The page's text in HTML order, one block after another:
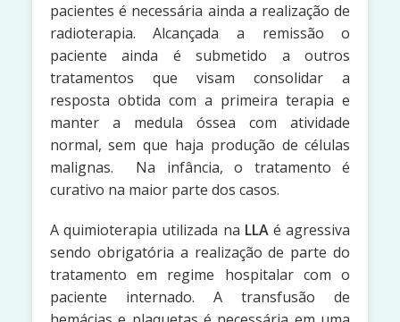
pacientes é necessária ainda a realização de
radioterapia. Alcançada a remissão o
paciente ainda é submetido a outros
tratamentos que visam consolidar a
resposta obtida com a primeira terapia e
manter a medula óssea com atividade
normal, sem que haja produção de células
malignas. Na infância, o tratamento é
curativo na maior parte dos casos.
A quimioterapia utilizada na LLAé agressiva
sendo obrigatória a realização de parte do
tratamento em regime hospitalar com o
paciente internado. A transfusão de